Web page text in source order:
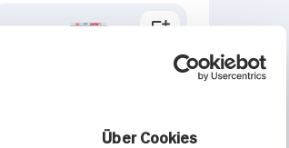
Über Cookies